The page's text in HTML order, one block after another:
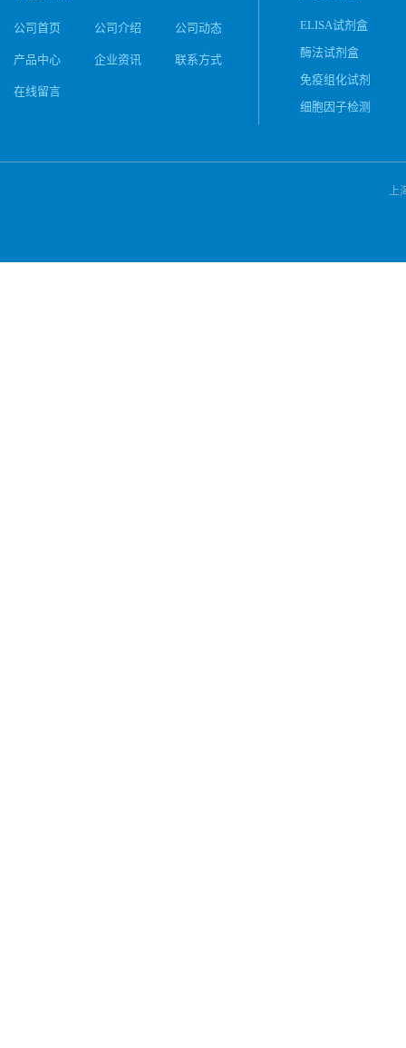
公司首页 公司介绍 公司动态
产品中心 企业资讯 联系方式
在线留言
ELISA试剂盒
酶法试剂盒
免疫组化试剂
细胞因子检测
上